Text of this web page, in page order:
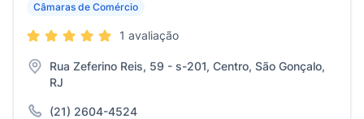
Câmaras de Comércio
1 avaliação
Rua Zeferino Reis, 59 - s-201, Centro, São Gonçalo,
RJ
(21) 2604-4524